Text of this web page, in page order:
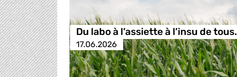
Du labo à l’assiette à l’insu de tous.
17.06.2026